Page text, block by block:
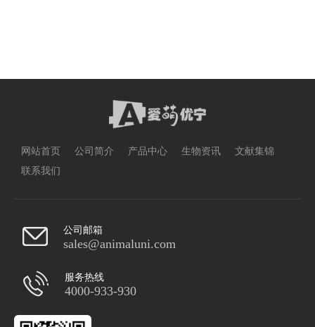
网站首页 公司简介 产品中心 生物资讯
文献集锦
联系我们
公司邮箱
sales@animaluni.com
服务热线
4000-933-930